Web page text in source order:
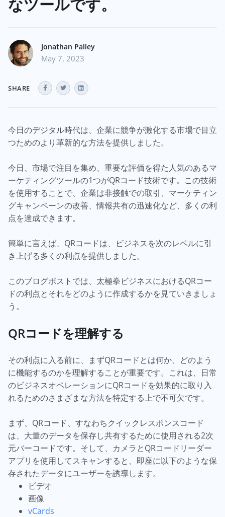
なツールです。
Jonathan Palley
May 7, 2023
SHARE
今日のデジタル時代は、企業に競争が激化する市場で目立
つためのより革新的な方法を提供しました。
今日、市場で注目を集め、重要な評価を得た人気のあるマ
ーケティングツールの1つがQRコード技術です。この技術
を使用することで、企業は非接触での取引、マーケティン
グキャンペーンの改善、情報共有の迅速化など、多くの利
点を達成できます。
簡単に言えば、QRコードは、ビジネスを次のレベルに引
き上げる多くの利点を提供しました。
このブログポストでは、太極拳ビジネスにおけるQRコー
ドの利点とそれをどのように作成するかを見ていきましょ
う。
QRコードを理解する
その利点に入る前に、まずQRコードとは何か、どのよう
に機能するのかを理解することが重要です。これは、日常
のビジネスオペレーションにQRコードを効果的に取り入
れるためのさまざまな方法を特定する上で不可欠です。
まず、QRコード、すなわちクイックレスポンスコード
は、大量のデータを保存し共有するために使用される2次
元バーコードです。そして、カメラとQRコードリーダー
アプリを使用してスキャンすると、即座に以下のような保
存されたデータにユーザーを誘導します。
ビデオ
画像
vCards